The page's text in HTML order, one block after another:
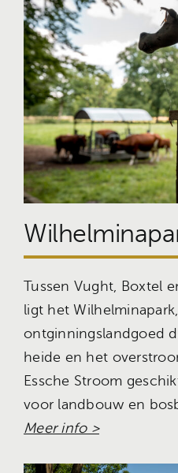
Tussen Vught, Boxtel
ligt het
ontginningslandgoed
heide en het
Essche Stroom
voor landbouw en
Meer info >